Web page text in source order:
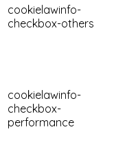
cookielawinfo-
checkbox-others
cookielawinfo-
checkbox-
performance